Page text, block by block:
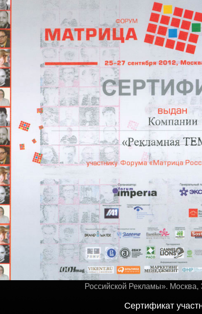
Российской Рекламы». Москва,
Сертификат